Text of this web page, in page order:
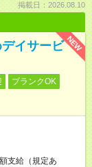
掲載日：2026.08.10
NEW
イサービ
ブランクOK
支給（規定あ